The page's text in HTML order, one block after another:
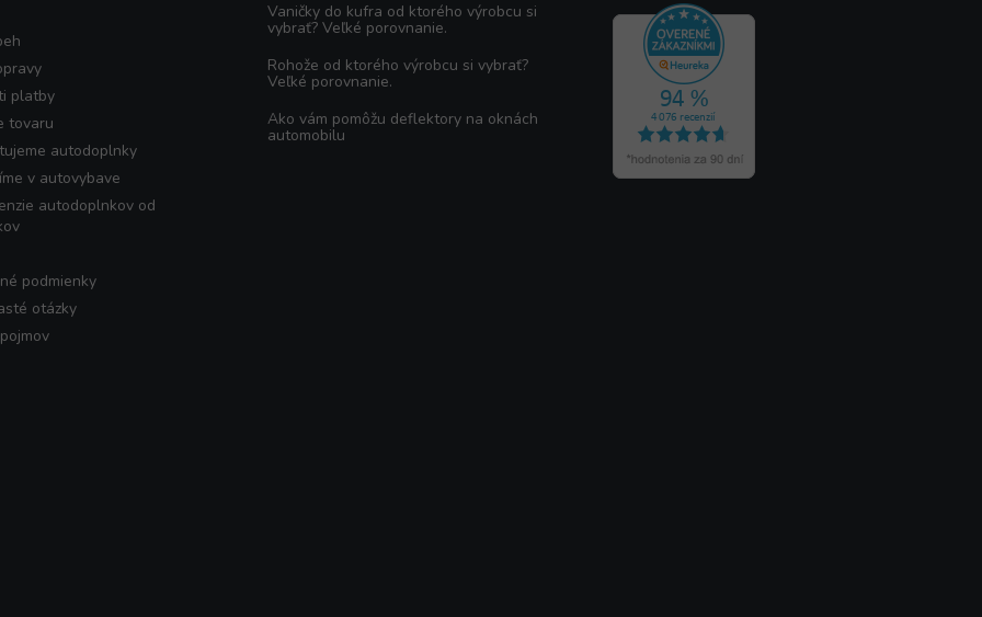
platby
tovaru
autodoplnky
v autovybave
autodoplnkov od
podmienky
otázky
Vaničky do kufra od ktorého výrobcu si
vybrať? Veľké porovnanie.
Rohože od ktorého výrobcu si vybrať?
Veľké porovnanie.
Ako vám pomôžu deflektory na oknách
automobilu